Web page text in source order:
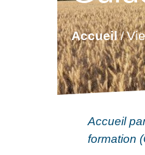
Accueil/
Accueil
formation